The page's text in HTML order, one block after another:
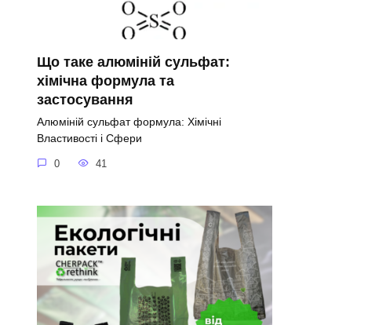
Що таке алюміній сульфат:
хімічна формула та
застосування
Алюміній сульфат формула: Хімічні
Властивості і Сфери
0 41